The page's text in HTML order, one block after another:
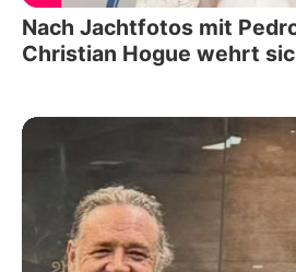
Nach Jachtfotos mit
Christian Hogue wehrt